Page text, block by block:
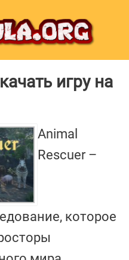
игру на
Animal
Rescuer –
которое